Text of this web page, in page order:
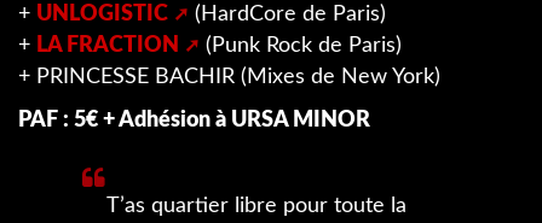
+ UNLOGISTIC
(HardCore de Paris)
+ LA FRACTION
(Punk Rock de Paris)
+ PRINCESSE BACHIR (Mixes de New York)
PAF : 5€ + Adhésion à URSA MINOR
T’as quartier libre pour toute la